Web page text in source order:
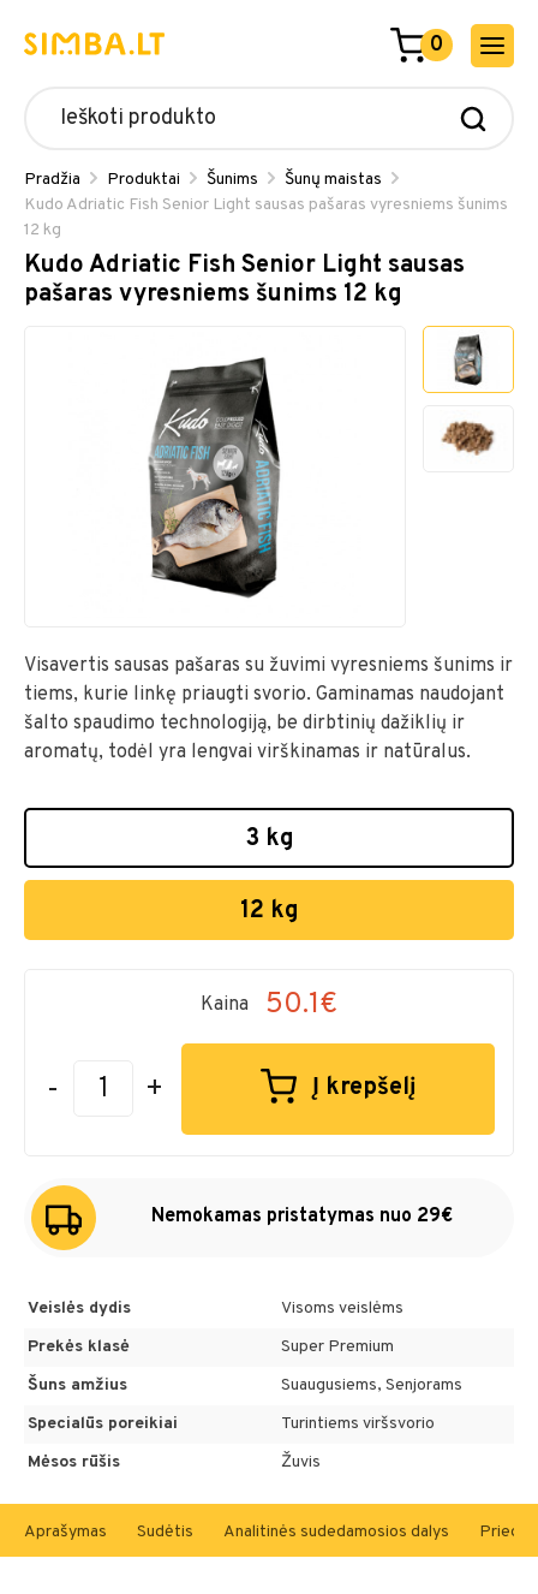
0
Pradžia Produktai Šunims
Šunų maistas
Kudo Adriatic Fish Senior Light sausas pašaras vyresniems šunims
12 kg
Kudo Adriatic Fish Senior Light sausas
pašaras vyresniems šunims 12 kg
Visavertis sausas pašaras su žuvimi vyresniems šunims ir
tiems, kurie linkę priaugti svorio. Gaminamas naudojant
šalto spaudimo technologiją, be dirbtinių dažiklių ir
aromatų, todėl yra lengvai virškinamas ir natūralus.
3 kg
12 kg
Kaina 50.1€
- + Į krepšelį
Nemokamas pristatymas nuo 29€
Veislės dydis
Visoms veislėms
Prekės klasė
Super Premium
Šuns amžius
Suaugusiems, Senjorams
Specialūs poreikiai
Turintiems viršsvorio
Mėsos rūšis
Žuvis
Aprašymas Sudėtis Analitinės sudedamosios dalys Priedai